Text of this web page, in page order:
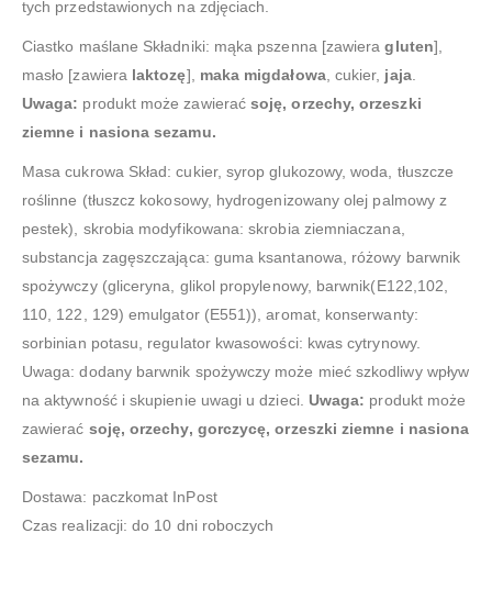
tych przedstawionych na zdjęciach.
Ciastko maślane Składniki: mąka pszenna [zawieragluten],
masło [zawiera laktozę], maka migdałowa, cukier, jaja.
Uwaga: produkt może zawieraćsoję, orzechy, orzeszki
ziemne i nasiona sezamu.
Masa cukrowa Skład: cukier, syrop glukozowy, woda, tłuszcze
roślinne (tłuszcz kokosowy, hydrogenizowany olej palmowy z
pestek), skrobia modyfikowana: skrobia ziemniaczana,
substancja zagęszczająca: guma ksantanowa, różowy barwnik
spożywczy (gliceryna, glikol propylenowy, barwnik(E122,102,
110, 122, 129) emulgator (E551)), aromat, konserwanty:
sorbinian potasu, regulator kwasowości: kwas cytrynowy.
Uwaga: dodany barwnik spożywczy może mieć szkodliwy wpływ
na aktywność i skupienie uwagi u dzieci. Uwaga: produkt może
zawierać soję, orzechy, gorczycę, orzeszki ziemne i nasiona
sezamu.
Dostawa: paczkomat InPost
Czas realizacji: do 10 dni roboczych